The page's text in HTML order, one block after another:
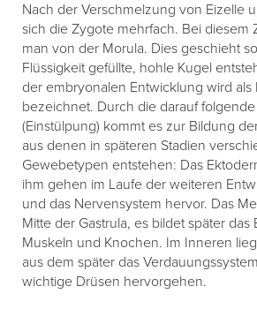
Nach der Verschmelzung von Eizelle
sich die Zygote mehrfach. Bei diesem
man von der Morula. Dies geschieht
Flüssigkeit gefüllte, hohle Kugel
der embryonalen Entwicklung wird als
bezeichnet. Durch die darauf folgende
(Einstülpung) kommt es zur Bildung
aus denen in späteren Stadien
Gewebetypen entstehen: Das
ihm gehen im Laufe der weiteren
und das Nervensystem hervor. Das
Mitte der Gastrula, es bildet später
Muskeln und Knochen. Im Inneren
aus dem später das
wichtige Drüsen hervorgehen.